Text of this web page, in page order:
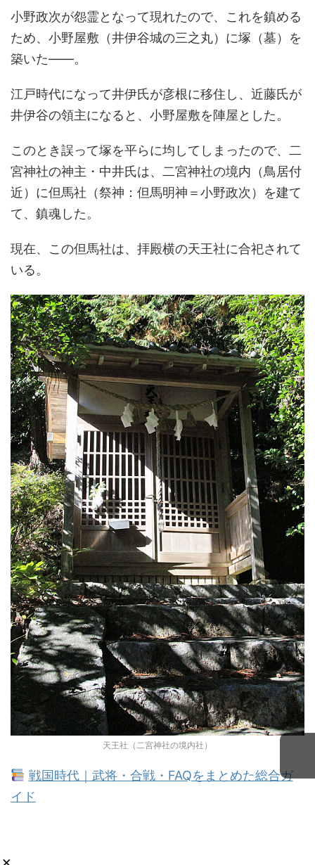
小野政次が怨霊となって現れたので、これを鎮める
ため、小野屋敷（井伊谷城の三之丸）に塚（墓）を
築いた――。
江戸時代になって井伊氏が彦根に移住し、近藤氏が
井伊谷の領主になると、小野屋敷を陣屋とした。
このとき誤って塚を平らに均してしまったので、二
宮神社の神主・中井氏は、二宮神社の境内（鳥居付
近）に但馬社（祭神：但馬明神＝小野政次）を建て
て、鎮魂した。
現在、この但馬社は、拝殿横の天王社に合祀されて
いる。
天王社（二宮神社の境内社）
戦国時代｜武将・合戦・FAQをまとめた総合ガ
イド